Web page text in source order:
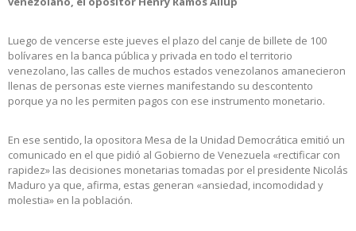
Luego de vencerse este jueves el plazo del canje de billete de 100
bolívares en la banca pública y privada en todo el territorio
venezolano, las calles de muchos estados venezolanos amanecieron
llenas de personas este viernes manifestando su descontento
porque ya no les permiten pagos con ese instrumento monetario.
En ese sentido, la opositora Mesa de la Unidad Democrática emitió un
comunicado en el que pidió al Gobierno de Venezuela «rectificar con
rapidez» las decisiones monetarias tomadas por el presidente Nicolás
Maduro ya que, afirma, estas generan «ansiedad, incomodidad y
molestia» en la población.